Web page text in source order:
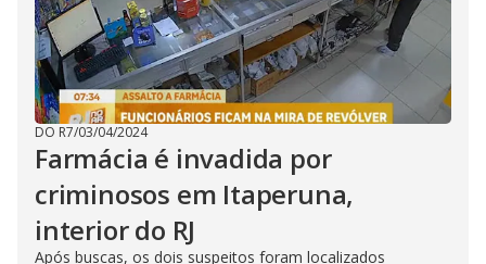
DO R7/03/04/2024
Farmácia é invadida por
criminosos em Itaperuna,
interior do RJ
Após buscas, os dois suspeitos foram localizados